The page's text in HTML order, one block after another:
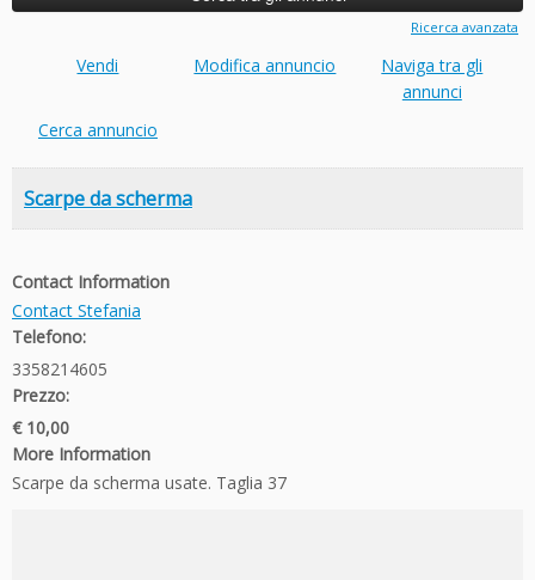
Ricerca avanzata
Vendi Modifica annuncio
Naviga tra gli
annunci
Cerca annuncio
Scarpe da scherma
Contact Information
Contact Stefania
Telefono:
3358214605
Prezzo:
€ 10,00
More Information
Scarpe da scherma usate. Taglia 37